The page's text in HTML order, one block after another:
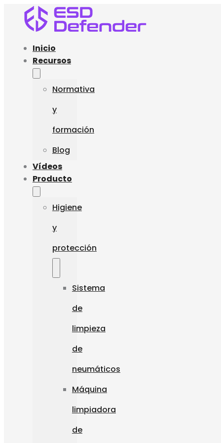
Inicio
Recursos
Normativa
y
formación
Blog
Vídeos
Producto
Higiene
y
protección
Sistema
de
limpieza
de
neumáticos
Máquina
limpiadora
de